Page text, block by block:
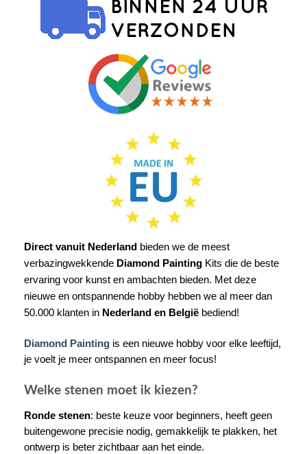
Direct vanuit Nederland bieden we de meest
verbazingwekkende Diamond Painting Kits die de beste
ervaring voor kunst en ambachten bieden. Met deze
nieuwe en ontspannende hobby hebben we al meer dan
50.000 klanten in Nederland en België bediend!
Diamond Painting is een nieuwe hobby voor elke leeftijd,
je voelt je meer ontspannen en meer focus!
Welke stenen moet ik kiezen?
Ronde stenen: beste keuze voor beginners, heeft geen
buitengewone precisie nodig, gemakkelijk te plakken, het
ontwerp is beter zichtbaar aan het einde.